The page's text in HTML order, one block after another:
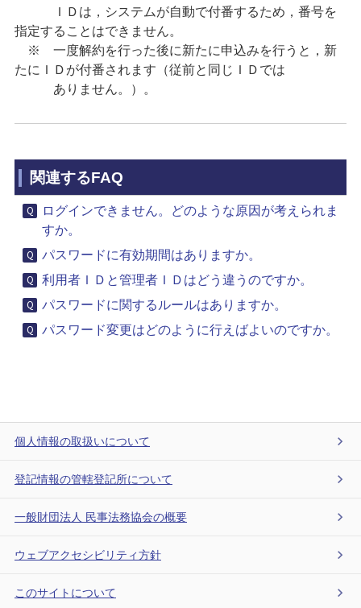
ＩＤは，システムが自動で付番するため，番号を
指定することはできません。
※ 一度解約を行った後に新たに申込みを行うと，新
たにＩＤが付番されます（従前と同じＩＤでは
ありません。）。
関連するFAQ
ログインできません。どのような原因が考えられま
すか。
パスワードに有効期間はありますか。
利用者ＩＤと管理者ＩＤはどう違うのですか。
パスワードに関するルールはありますか。
パスワード変更はどのように行えばよいのですか。
個人情報の取扱いについて
登記情報の管轄登記所について
一般財団法人 民事法務協会の概要
ウェブアクセシビリティ方針
このサイトについて